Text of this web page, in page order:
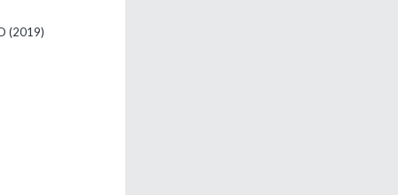
(2019)